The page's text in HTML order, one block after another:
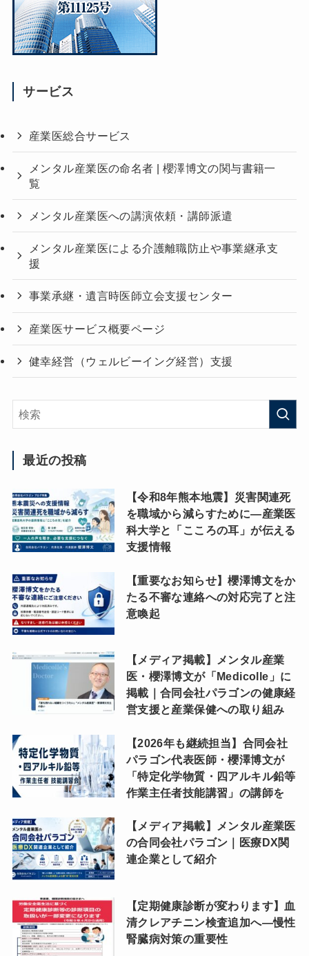
サービス
産業医総合サービス
メンタル産業医の命名者 | 櫻澤博文の関与書籍一
覧
メンタル産業医への講演依頼・講師派遣
メンタル産業医による介護離職防止や事業継承支
援
事業承継・遺言時医師立会支援センター
産業医サービス概要ページ
健幸経営（ウェルビーイング経営）支援
最近の投稿
【令和8年熊本地震】災害関連死
を職域から減らすために―産業医
科大学と「こころの耳」が伝える
支援情報
【重要なお知らせ】櫻澤博文をか
たる不審な連絡への対応完了と注
意喚起
【メディア掲載】メンタル産業
医・櫻澤博文が「Medicolle」に
掲載｜合同会社パラゴンの健康経
営支援と産業保健への取り組み
【2026年も継続担当】合同会社
パラゴン代表医師・櫻澤博文が
「特定化学物質・四アルキル鉛等
作業主任者技能講習」の講師を
【メディア掲載】メンタル産業医
の合同会社パラゴン｜医療DX関
連企業として紹介
【定期健康診断が変わります】血
清クレアチニン検査追加へ―慢性
腎臓病対策の重要性